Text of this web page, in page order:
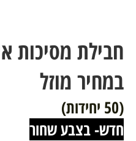
חבילת מסיכות
במחיר מוזל
(50 יחידות)
חדש- בצבע שחור